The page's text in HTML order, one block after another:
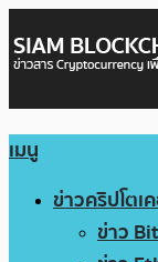
เมนู
ข่าวคริปโตเ
ข่าว